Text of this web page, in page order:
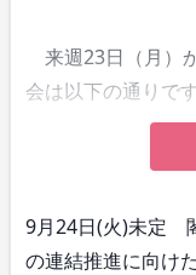
来週23日（月）
会は以下の通りです
9月24日(火)未定
の連結推進に向け